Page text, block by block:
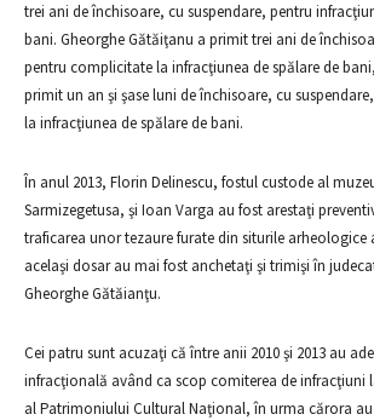
trei ani de închisoare, cu suspendare, pentru
bani. Gheorghe Gătăiţanu a primit trei ani de
pentru complicitate la infracţiunea de spălare de
primit un an şi şase luni de închisoare, cu
la infracţiunea de spălare de bani.
În anul 2013, Florin Delinescu, fostul custode al
Sarmizegetusa, şi Ioan Varga au fost arestaţi
traficarea unor tezaure furate din siturile arheologice
acelaşi dosar au mai fost anchetaţi şi trimişi în
Gheorghe Gătăianţu.
Cei patru sunt acuzaţi că între anii 2010 şi 2013 au
infracţională având ca scop comiterea de infracţiuni
al Patrimoniului Cultural Naţional, în urma cărora